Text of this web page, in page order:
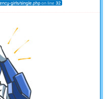
girls/single.php on line32